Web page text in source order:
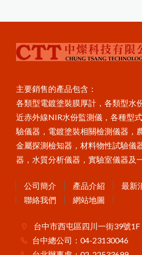
主要銷售的產品包含：
各類型電鍍塗裝膜厚計，各類型水
近赤外線NIR水份監測儀，各種型
驗儀器，電鍍塗裝相關檢測儀器，
金屬探測檢知器，材料物性試驗儀
器，水質分析儀器，實驗室儀器及
公司簡介 產品介紹
最新
聯絡我們
網站地圖
台中市西屯區四川一街39號1F
台中總公司：04-23130046